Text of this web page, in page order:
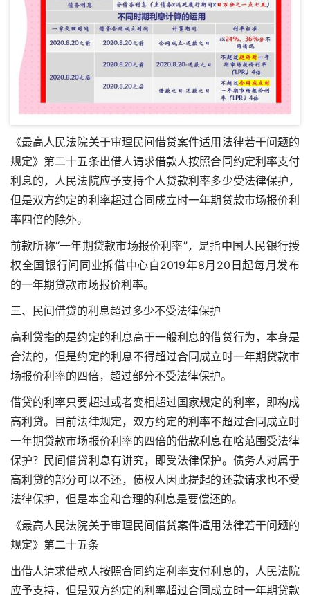
《最高人民法院关于审理民间借贷案件适用法律若干问题的
规定》第二十五条出借人请求借款人按照合同约定利率支付
利息的，人民法院应予支持个人贷款利率多少受法律保护，
但是双方约定的利率超过合同成立时一年期贷款市场报价利
率四倍的除外。
前款所称“一年期贷款市场报价利率”，是指中国人民银行授
权全国银行间同业拆借中心自2019年8月20日起每月发布
的一年期贷款市场报价利率。
三、民间借贷的利息超过多少不受法律保护
高利贷指的是约定的利息高于一般利息的借贷行为，本身是
合法的，但是约定的利息不得超过合同成立时一年期贷款市
场报价利率的四倍，超过部分不受法律保护。
借贷的利率只要超过或者变相超过国家规定的利率，即构成
高利贷。目前法律规定，双方约定的利率不超过合同成立时
一年期贷款市场报价利率的四倍的借款利息在啥范围受法律
保护？民间借贷利息有讲究，即受法律保护。债务人对属于
高利贷的部分可以不还，债权人因此提起的还款请求也不受
法律保护，但是本金和合理的利息是要偿还的。
《最高人民法院关于审理民间借贷案件适用法律若干问题的
规定》第二十五条
出借人请求借款人按照合同约定利率支付利息的，人民法院
应予支持，但是双方约定的利率超过合同成立时一年期贷款